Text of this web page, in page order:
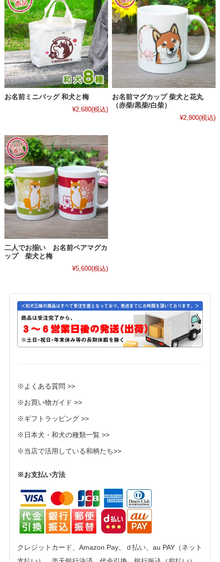
お名前ミニバッグ 和犬と梅
¥2,680(税込)
お名前マグカップ 柴犬と花丸
（赤柴/黒柴/白柴）
¥2,800(税込)
二人でお揃い お名前ペアマグカ
ップ 柴犬と梅
¥5,600(税込)
※よくある質問 >>
※お買い物ガイド >>
※ギフトラッピング >>
※日本犬・和犬の種類一覧 >>
※当店で活用している和柄たち>>
※お支払い方法
クレジットカード、Amazon Pay、ｄ払い、au PAY（ネット